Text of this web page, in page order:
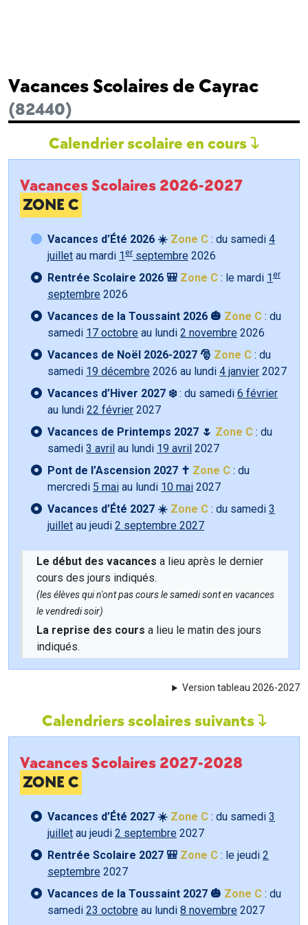
Vacances Scolaires de Cayrac
(82440)
Calendrier scolaire en cours
Vacances Scolaires 2026-2027
ZONE C
Vacances d’Été 2026 ☀️ Zone C : du samedi 4
juillet au mardi 1 er septembre 2026
Rentrée Scolaire 2026 🎒 Zone C : le mardi 1 er
septembre 2026
Vacances de la Toussaint 2026 🎃 Zone C : du
samedi 17 octobre au lundi 2 novembre 2026
Vacances de Noël 2026-2027 🎅 Zone C : du
samedi 19 décembre 2026 au lundi 4 janvier 2027
Vacances d’Hiver 2027 ❄️: du samedi 6 février
au lundi 22 février 2027
Vacances de Printemps 2027 🌷 Zone C : du
samedi 3 avril au lundi 19 avril 2027
Pont de l’Ascension 2027 ✝️ Zone C : du
mercredi 5 mai au lundi 10 mai 2027
Vacances d’Été 2027 ☀️ Zone C : du samedi 3
juillet au jeudi 2 septembre 2027
Le début des vacances a lieu après le dernier
cours des jours indiqués.
(les élèves qui n'ont pas cours le samedi sont en vacances
le vendredi soir)
La reprise des cours a lieu le matin des jours
indiqués.
Version tableau 2026-2027
Calendriers scolaires suivants
Vacances Scolaires 2027-2028
ZONE C
Vacances d’Été 2027 ☀️ Zone C : du samedi 3
juillet au jeudi 2 septembre 2027
Rentrée Scolaire 2027 🎒 Zone C : le jeudi 2
septembre 2027
Vacances de la Toussaint 2027 🎃 Zone C : du
samedi 23 octobre au lundi 8 novembre 2027